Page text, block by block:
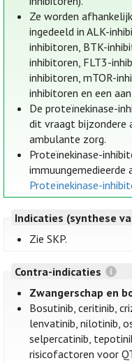
Ze worden
ingedeeld in ALK-
inhibitoren, BTK-
inhibitoren, FLT3-
inhibitoren, mTOR-
inhibitoren en een
De proteïnekinase-
dit vraagt bijzondere
ambulante zorg.
Proteïnekinase-
immuungemedieerde
Proteïnekinase-
Indicaties (synthese
Zie SKP.
Contra-indicaties
Zwangerschap en
Bosutinib, ceritinib,
lenvatinib, nilotinib,
selpercatinib,
risicofactoren voor